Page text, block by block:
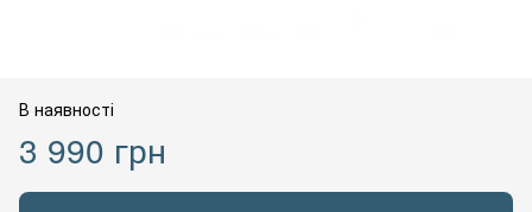
В наявності
3 990 грн